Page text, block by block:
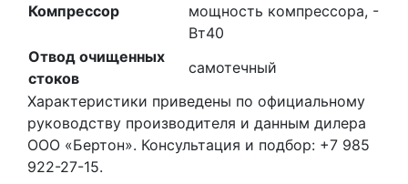
Компрессор
мощность компрессора, -
Вт40
Отвод очищенных
стоков
самотечный
Характеристики приведены по официальному
руководству производителя и данным дилера
ООО «Бертон». Консультация и подбор: +7 985
922-27-15.